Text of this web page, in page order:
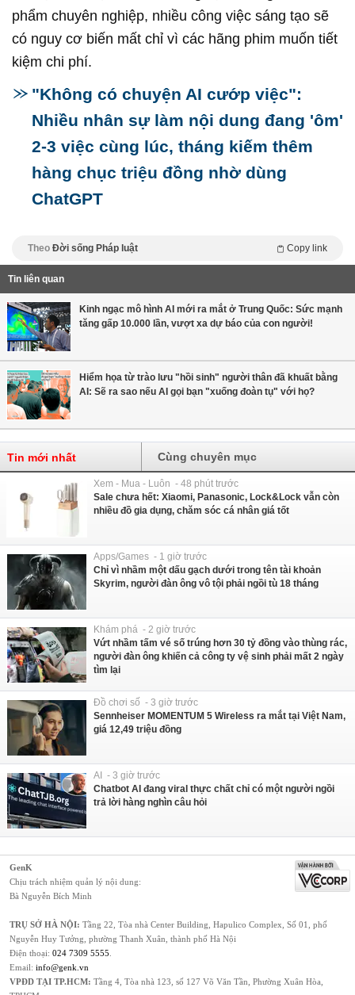
phẩm chuyên nghiệp, nhiều công việc sáng tạo sẽ
có nguy cơ biến mất chỉ vì các hãng phim muốn tiết
kiệm chi phí.
"Không có chuyện AI cướp việc":
Nhiều nhân sự làm nội dung đang 'ôm'
2-3 việc cùng lúc, tháng kiếm thêm
hàng chục triệu đồng nhờ dùng
ChatGPT
Theo Đời sống Pháp luật Copy link
Tin liên quan
Kinh ngạc mô hình AI mới ra mắt ở Trung Quốc: Sức mạnh
tăng gấp 10.000 lần, vượt xa dự báo của con người!
Hiểm họa từ trào lưu "hồi sinh" người thân đã khuất bằng
AI: Sẽ ra sao nếu AI gọi bạn "xuống đoàn tụ" với họ?
Tin mới nhất Cùng chuyên mục
Xem - Mua - Luôn - 48 phút trước
Sale chưa hết: Xiaomi, Panasonic, Lock&Lock vẫn còn
nhiều đồ gia dụng, chăm sóc cá nhân giá tốt
Apps/Games - 1 giờ trước
Chỉ vì nhầm một dấu gạch dưới trong tên tài khoản
Skyrim, người đàn ông vô tội phải ngồi tù 18 tháng
Khám phá - 2 giờ trước
Vứt nhầm tấm vé số trúng hơn 30 tỷ đồng vào thùng rác,
người đàn ông khiến cả công ty vệ sinh phải mất 2 ngày
tìm lại
Đồ chơi số - 3 giờ trước
Sennheiser MOMENTUM 5 Wireless ra mắt tại Việt Nam,
giá 12,49 triệu đồng
AI - 3 giờ trước
Chatbot AI đang viral thực chất chỉ có một người ngồi
trả lời hàng nghìn câu hỏi
GenK
Chịu trách nhiệm quản lý nội dung:
Bà Nguyễn Bích Minh
TRỤ SỞ HÀ NỘI: Tầng 22, Tòa nhà Center Building, Hapulico Complex, Số 01, phố
Nguyễn Huy Tưởng, phường Thanh Xuân, thành phố Hà Nội
Điện thoại: 024 7309 5555
Email: info@genk.vn
VPĐD TẠI TP.HCM: Tầng 4, Tòa nhà 123, số 127 Võ Văn Tần, Phường Xuân Hòa,